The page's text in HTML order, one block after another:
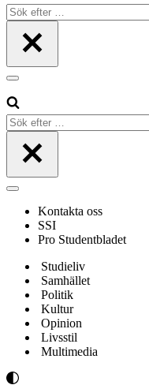
Sök
efter
Navigeringsmeny
Sök
efter
Navigeringsmeny
Kontakta oss
SSI
Pro Studentbladet
Studieliv
Samhället
Politik
Kultur
Opinion
Livsstil
Multimedia